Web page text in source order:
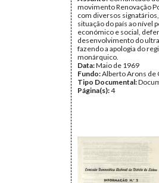
movimento Renovação
com diversos
situação do país ao nível
económico e social,
desenvolvimento do
fazendo a apologia do
monárquico.
Data:Maio de 1969
Fundo:Alberto Arons de
Tipo Documental:
Página(s):4